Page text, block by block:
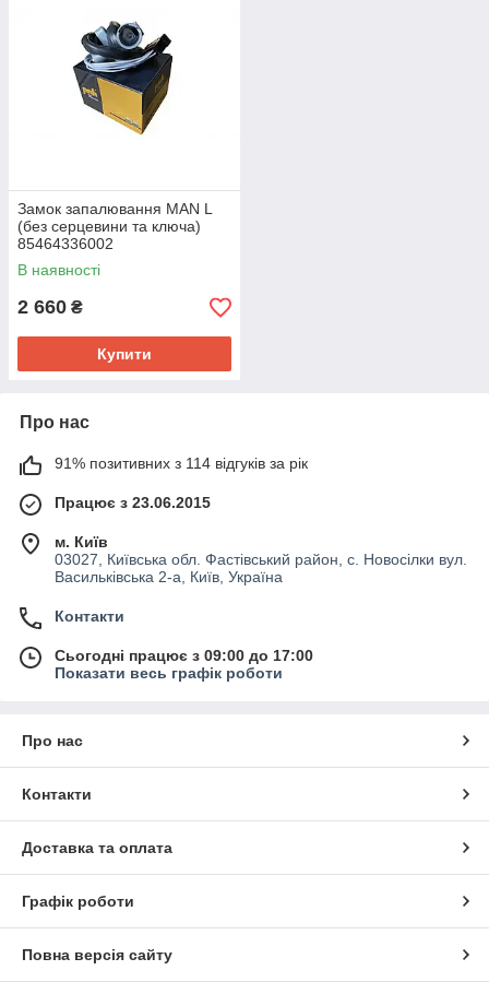
Замок запалювання MAN L
(без серцевини та ключа)
85464336002
В наявності
2 660 ₴
Купити
Про нас
91% позитивних з 114 відгуків за рік
Працює з 23.06.2015
м. Київ
03027, Київська обл. Фастівський район, с. Новосілки вул.
Васильківська 2-а, Київ, Україна
Контакти
Сьогодні працює з 09:00 до 17:00
Показати весь графік роботи
Про нас
Контакти
Доставка та оплата
Графік роботи
Повна версія сайту